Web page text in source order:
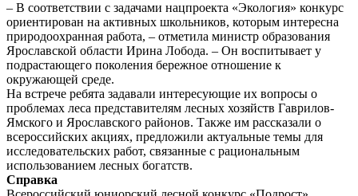
– В соответствии с задачами нацпроекта «Экология» конкурс
ориентирован на активных школьников, которым интересна
природоохранная работа, – отметила министр образования
Ярославской области Ирина Лобода. – Он воспитывает у
подрастающего поколения бережное отношение к
окружающей среде.
На встрече ребята задавали интересующие их вопросы о
проблемах леса представителям лесных хозяйств Гаврилов-
Ямского и Ярославского районов. Также им рассказали о
всероссийских акциях, предложили актуальные темы для
исследовательских работ, связанные с рациональным
использованием лесных богатств.
Справка